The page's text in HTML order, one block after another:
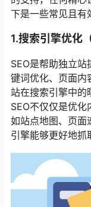
下是一些常见且有
1.搜索引擎优化
SEO是帮助独立
键词优化、页面内
站在搜索引擎中的
SEO不仅仅是优化
如站点地图、页面
引擎能够更好地抓